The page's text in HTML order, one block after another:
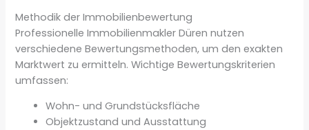
Methodik der Immobilienbewertung
Professionelle Immobilienmakler Düren nutzen
verschiedene Bewertungsmethoden, um den exakten
Marktwert zu ermitteln. Wichtige Bewertungskriterien
umfassen:
Wohn- und Grundstücksfläche
Objektzustand und Ausstattung